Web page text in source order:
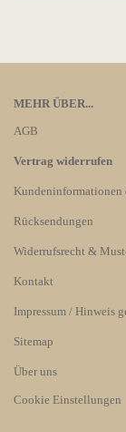
MEHR ÜBER...
AGB
Vertrag widerrufen
Kundeninformationen
Rücksendungen
Widerrufsrecht &
Kontakt
Impressum / Hinweis
Sitemap
Über uns
Cookie Einstellungen